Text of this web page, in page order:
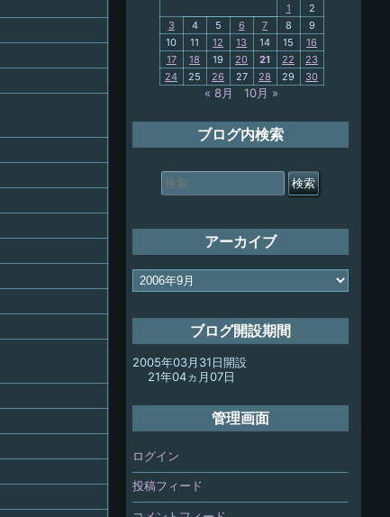
My-PC
1
2
3
4 5 6 7 8
9
10
11 12 13 14 15
16
17
18 19 20 21 22
23
24
25 26 27 28 29 30
« 8月 10月 »
ブログ内検索
索
対
アーカイブ
ア
ー
ブ
ブログ開設期間
2005年03月31日開設
21年04ヵ月07日
管理画面
ログイン
投稿フィード